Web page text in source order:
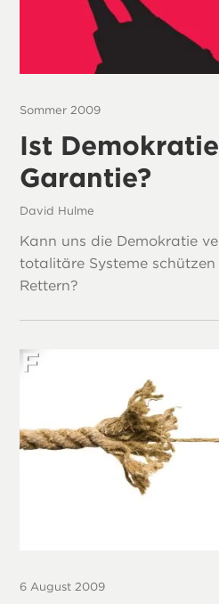
Sommer 2009
Ist
Garantie?
David Hulme
Kann uns die Demokratie
totalitäre Systeme
Rettern?
6 August 2009